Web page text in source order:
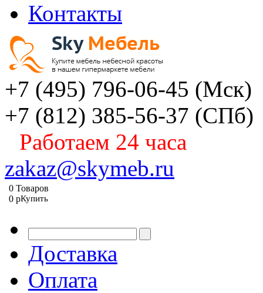
Контакты
+7 (495) 796-06-45 (Мск)
+7 (812) 385-56-37 (СПб)
Работаем 24 часа
zakaz@skymeb.ru
0 Товаров
0 pКупить
Доставка
Оплата